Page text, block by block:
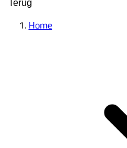
Terug
Home